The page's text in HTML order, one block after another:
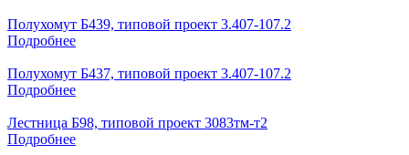
Полухомут Б439, типовой проект 3.407-107.2
Подробнее
Полухомут Б437, типовой проект 3.407-107.2
Подробнее
Лестница Б98, типовой проект 3083тм-т2
Подробнее